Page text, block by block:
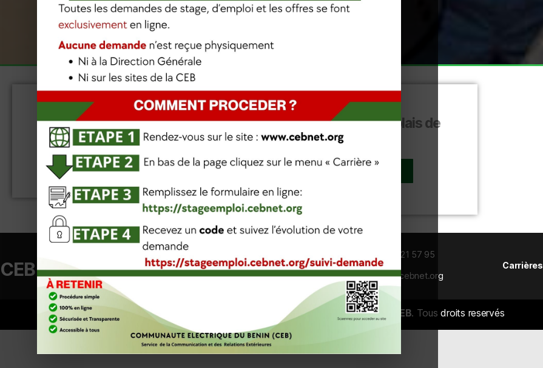
Charte graphique de la CEB
TÉLÉCHARGER
Code bénino-togolais de
l'électricité
CEB Rue de la Kozah, B.P. 1368, Lomé TOGO.
+228 22 21 61 32 / 22 21 57 95
Fax:+228 22 21 37 64 |Email:dg@cebnet.org
Carrières
2022 © Copyright CEB. Tous droits reservés